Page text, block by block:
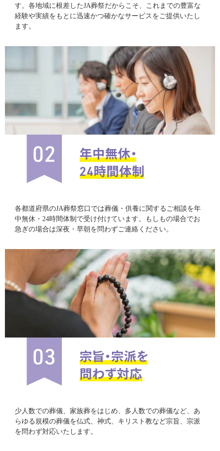
す。各地域に根差したJA葬祭だからこそ、これまでの豊富な
経験や実績をもとに迅速かつ確かなサービスをご提供いたし
ます。
各都道府県のJA葬祭窓口では葬儀・供養に関するご相談を年
中無休・24時間体制で受け付けています。もしもの場合でお
急ぎの場合は深夜・早朝を問わずご連絡ください。
少人数での葬儀、家族葬をはじめ、多人数での葬儀など、あ
らゆる規模の葬儀を仏式、神式、キリスト教など宗旨、宗派
を問わず対応いたします。